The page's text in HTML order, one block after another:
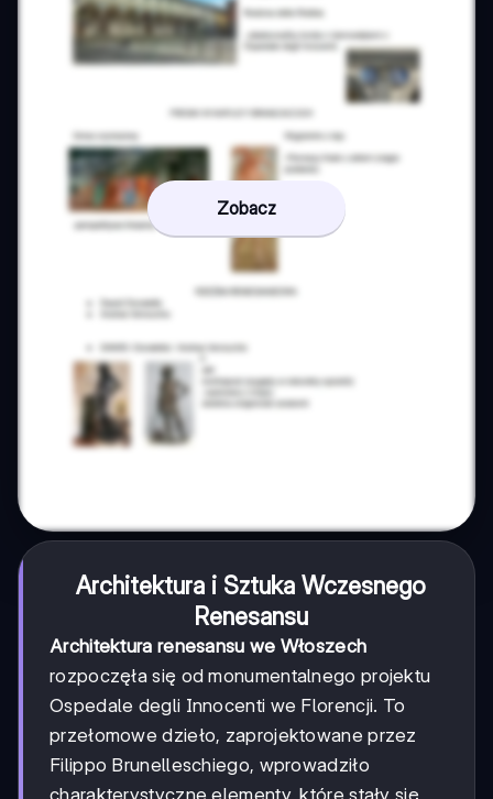
Zobacz
Architektura i Sztuka Wczesnego
Renesansu
Architektura renesansu we Włoszech
rozpoczęła się od monumentalnego projektu
Ospedale degli Innocenti we Florencji. To
przełomowe dzieło, zaprojektowane przez
Filippo Brunelleschiego, wprowadziło